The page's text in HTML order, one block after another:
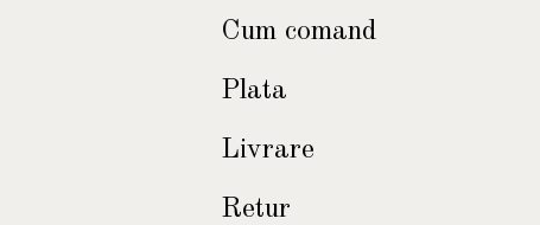
Cum comand
Plata
Livrare
Retur